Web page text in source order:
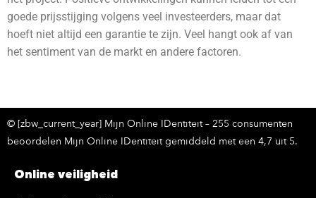
goede prijsstijging volgens veel investeerders, maar dat
hoeft niet altijd een garantie te zijn. Veel hangt ook af van
het sentiment van de markt en andere factoren.
© [zbw_current_year] Mijn Online IDentiteit – 255 consumenten
beoordelen Mijn Online IDentiteit gemiddeld met een 4,7 uit 5.
Online veiligheid